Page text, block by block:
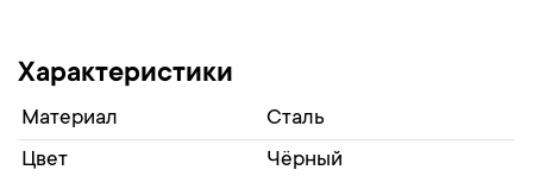
Характеристики
Материал
Сталь
Цвет
Чёрный